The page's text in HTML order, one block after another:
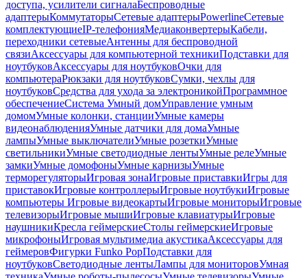
доступа, усилители сигналаБеспроводные
адаптерыКоммутаторыСетевые адаптерыPowerlineСетевые
комплектующиеIP-телефонияМедиаконвертерыКабели,
переходники сетевыеАнтенны для беспроводной
связиАксессуары для компьютерной техникиПодставки для
ноутбуковАксессуары для ноутбуковОчки для
компьютераРюкзаки для ноутбуковСумки, чехлы для
ноутбуковСредства для ухода за электроникойПрограммное
обеспечениеСистема Умный домУправление умным
домомУмные колонки, станцииУмные камеры
видеонаблюденияУмные датчики для домаУмные
лампыУмные выключателиУмные розеткиУмные
светильникиУмные светодиодные лентыУмные релеУмные
замкиУмные домофоныУмные карнизыУмные
терморегуляторыИгровая зонаИгровые приставкиИгры для
приставокИгровые контроллерыИгровые ноутбукиИгровые
компьютеры Игровые видеокартыИгровые мониторыИгровые
телевизорыИгровые мышиИгровые клавиатурыИгровые
наушникиКресла геймерскиеСтолы геймерскиеИгровые
микрофоныИгровая мультимедиа акустикаАксессуары для
геймеровФигурки Funko PopПодставки для
ноутбуковСветодиодные лентыЛампы для мониторовУмная